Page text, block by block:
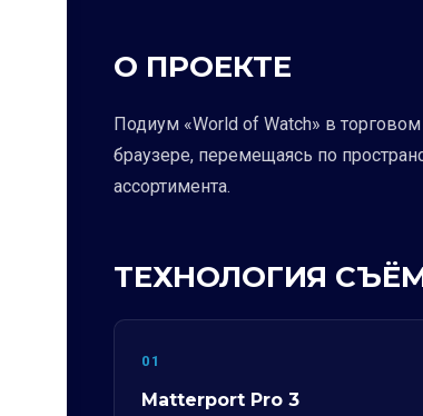
О ПРОЕКТЕ
Подиум «World of Watch» в
браузере, перемещаясь по
ассортимента.
ТЕХНОЛОГИЯ
01
Matterport Pro 3